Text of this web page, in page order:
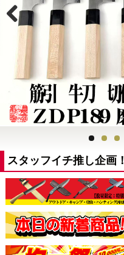
Previous
スタッフイチ推し企画！